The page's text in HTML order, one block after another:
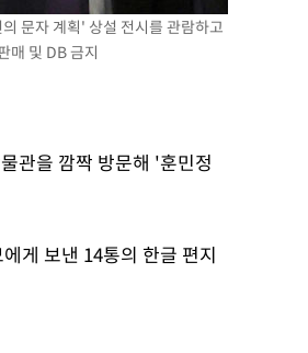
문자 계획' 상설 전시를 관람하고
매 및 DB 금지
관을 깜짝 방문해 '훈민정
게 보낸 14통의 한글 편지